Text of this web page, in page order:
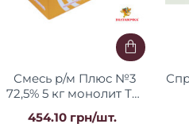
Смесь р/м Плюс №3
72,5% 5 кг монолит ТМ
"Чутянка"
454.10 грн/шт.